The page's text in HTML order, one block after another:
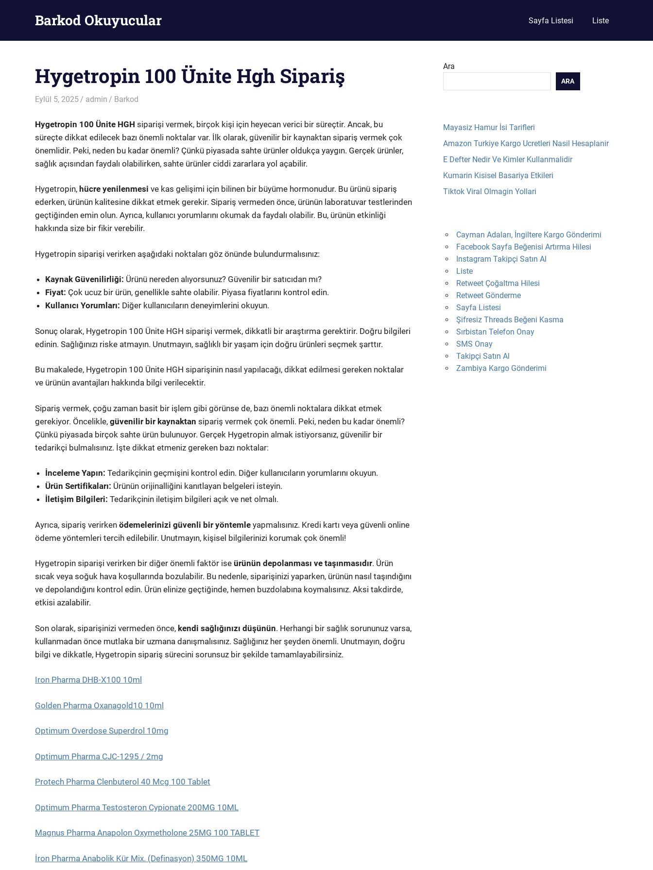
Barkod Okuyucular Sayfa Listesi Liste
Hygetropin 100 Ünite Hgh Sipariş
Eylül 5, 2025 admin Barkod
Hygetropin 100 Ünite HGH siparişi vermek, birçok kişi için heyecan verici bir süreçtir. Ancak, bu
süreçte dikkat edilecek bazı önemli noktalar var. İlk olarak, güvenilir bir kaynaktan sipariş vermek çok
önemlidir. Peki, neden bu kadar önemli? Çünkü piyasada sahte ürünler oldukça yaygın. Gerçek ürünler,
sağlık açısından faydalı olabilirken, sahte ürünler ciddi zararlara yol açabilir.
Hygetropin, hücre yenilenmesi ve kas gelişimi için bilinen bir büyüme hormonudur. Bu ürünü sipariş
ederken, ürünün kalitesine dikkat etmek gerekir. Sipariş vermeden önce, ürünün laboratuvar testlerinden
geçtiğinden emin olun. Ayrıca, kullanıcı yorumlarını okumak da faydalı olabilir. Bu, ürünün etkinliği
hakkında size bir fikir verebilir.
Hygetropin siparişi verirken aşağıdaki noktaları göz önünde bulundurmalısınız:
Kaynak Güvenilirliği: Ürünü nereden alıyorsunuz? Güvenilir bir satıcıdan mı?
Fiyat: Çok ucuz bir ürün, genellikle sahte olabilir. Piyasa fiyatlarını kontrol edin.
Kullanıcı Yorumları: Diğer kullanıcıların deneyimlerini okuyun.
Sonuç olarak, Hygetropin 100 Ünite HGH siparişi vermek, dikkatli bir araştırma gerektirir. Doğru bilgileri
edinin. Sağlığınızı riske atmayın. Unutmayın, sağlıklı bir yaşam için doğru ürünleri seçmek şarttır.
Bu makalede, Hygetropin 100 Ünite HGH siparişinin nasıl yapılacağı, dikkat edilmesi gereken noktalar
ve ürünün avantajları hakkında bilgi verilecektir.
Sipariş vermek, çoğu zaman basit bir işlem gibi görünse de, bazı önemli noktalara dikkat etmek
gerekiyor. Öncelikle, güvenilir bir kaynaktan sipariş vermek çok önemli. Peki, neden bu kadar önemli?
Çünkü piyasada birçok sahte ürün bulunuyor. Gerçek Hygetropin almak istiyorsanız, güvenilir bir
tedarikçi bulmalısınız. İşte dikkat etmeniz gereken bazı noktalar:
İnceleme Yapın: Tedarikçinin geçmişini kontrol edin. Diğer kullanıcıların yorumlarını okuyun.
Ürün Sertifikaları: Ürünün orijinalliğini kanıtlayan belgeleri isteyin.
İletişim Bilgileri: Tedarikçinin iletişim bilgileri açık ve net olmalı.
Ayrıca, sipariş verirken ödemelerinizi güvenli bir yöntemle yapmalısınız. Kredi kartı veya güvenli online
ödeme yöntemleri tercih edilebilir. Unutmayın, kişisel bilgilerinizi korumak çok önemli!
Hygetropin siparişi verirken bir diğer önemli faktör ise ürünün depolanması ve taşınmasıdır. Ürün
sıcak veya soğuk hava koşullarında bozulabilir. Bu nedenle, siparişinizi yaparken, ürünün nasıl taşındığını
ve depolandığını kontrol edin. Ürün elinize geçtiğinde, hemen buzdolabına koymalısınız. Aksi takdirde,
etkisi azalabilir.
Son olarak, siparişinizi vermeden önce, kendi sağlığınızı düşünün. Herhangi bir sağlık sorununuz varsa,
kullanmadan önce mutlaka bir uzmana danışmalısınız. Sağlığınız her şeyden önemli. Unutmayın, doğru
bilgi ve dikkatle, Hygetropin sipariş sürecini sorunsuz bir şekilde tamamlayabilirsiniz.
Iron Pharma DHB-X100 10ml
Golden Pharma Oxanagold10 10ml
Optimum Overdose Superdrol 10mg
Optimum Pharma CJC-1295 / 2mg
Protech Pharma Clenbuterol 40 Mcg 100 Tablet
Optimum Pharma Testosteron Cypionate 200MG 10ML
Magnus Pharma Anapolon Oxymetholone 25MG 100 TABLET
İron Pharma Anabolik Kür Mix. (Definasyon) 350MG 10ML
Ara
ARA
Mayasiz Hamur İsi Tarifleri
Amazon Turkiye Kargo Ucretleri Nasil Hesaplanir
E Defter Nedir Ve Kimler Kullanmalidir
Kumarin Kisisel Basariya Etkileri
Tiktok Viral Olmagin Yollari
Cayman Adaları, İngiltere Kargo Gönderimi
Facebook Sayfa Beğenisi Artırma Hilesi
Instagram Takipçi Satın Al
Liste
Retweet Çoğaltma Hilesi
Retweet Gönderme
Sayfa Listesi
Şifresiz Threads Beğeni Kasma
Sırbistan Telefon Onay
SMS Onay
Takipçi Satın Al
Zambiya Kargo Gönderimi